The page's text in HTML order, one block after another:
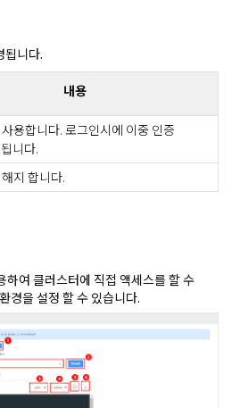
됩니다.
내용
사용합니다. 로그인시에 이중 인증
니다.
지 합니다.
여 클러스터에 직접 액세스를 할 수
경을 설정 할 수 있습니다.